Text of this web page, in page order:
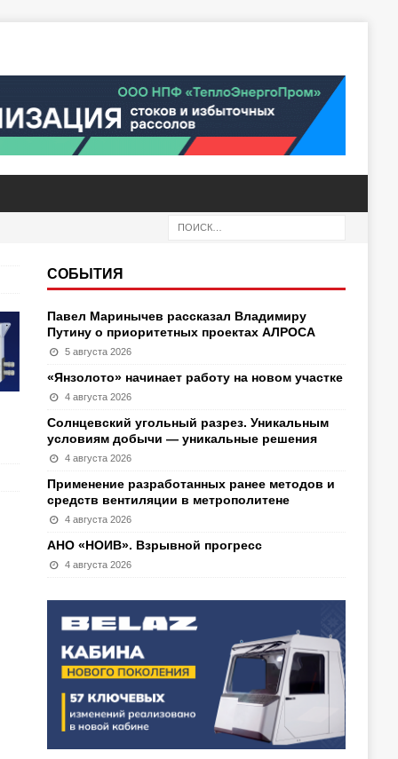
СОБЫТИЯ
Павел Маринычев рассказал Владимиру
Путину о приоритетных проектах АЛРОСА
5 августа 2026
«Янзолото» начинает работу на новом участке
4 августа 2026
Солнцевский угольный разрез. Уникальным
условиям добычи — уникальные решения
4 августа 2026
Применение разработанных ранее методов и
средств вентиляции в метрополитене
4 августа 2026
АНО «НОИВ». Взрывной прогресс
4 августа 2026